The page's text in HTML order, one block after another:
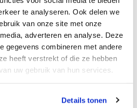
te analyseren. Ook delen we
van onze site met onze
adverteren en analyse. Deze
gegevens combineren met andere
heeft verstrekt of die ze hebben
uw gebruik van hun services.
Details tonen